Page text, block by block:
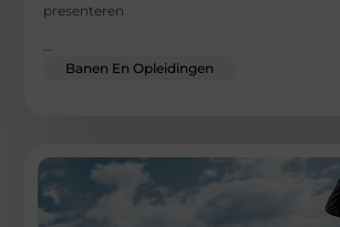
presenteren
...
Banen En Opleidingen